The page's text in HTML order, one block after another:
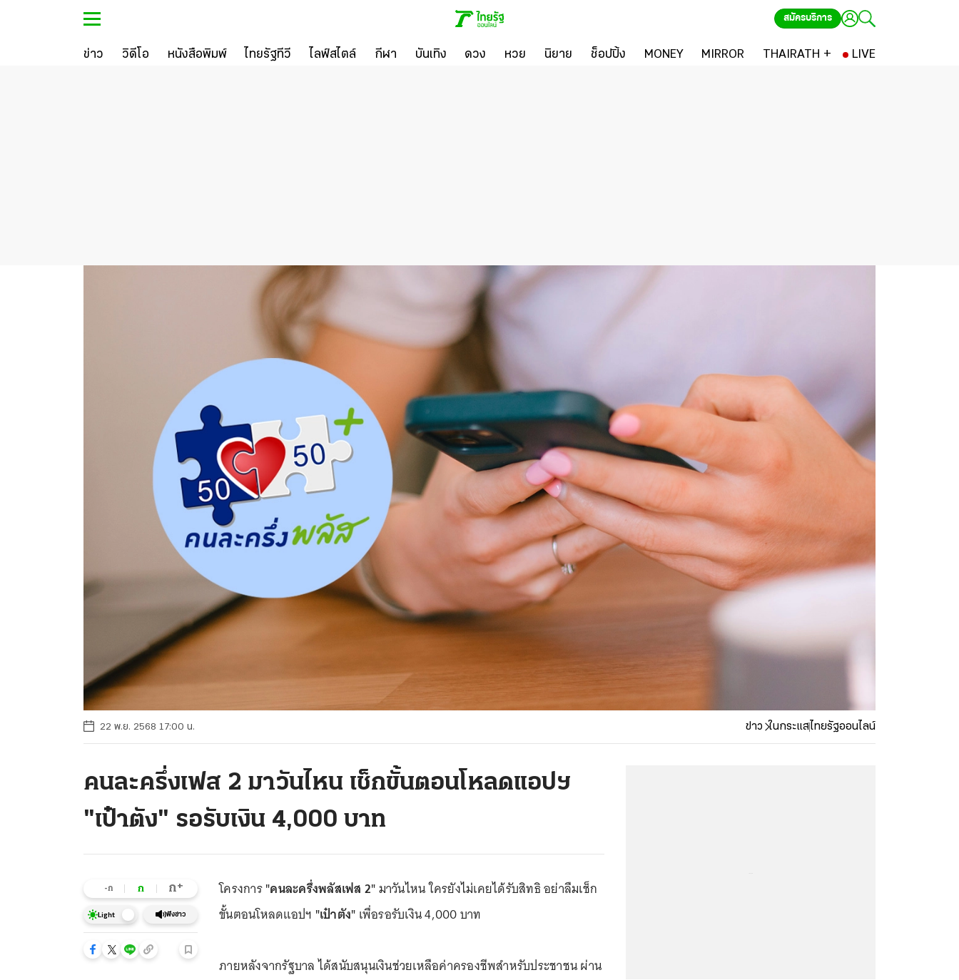
สมัครบริการ
ข่าว วิดีโอ หนังสือพิมพ์ ไทยรัฐทีวี ไลฟ์สไตล์ กีฬา บันเทิง ดวง หวย นิยาย ช็อปปิ้ง MONEY MIRROR THAIRATH + LIVE
22 พ.ย. 2568 17:00 น. ข่าว ในกระแสไทยรัฐออนไลน์
คนละครึ่งเฟส 2 มาวันไหน เช็กขั้นตอนโหลดแอปฯ
"เป๋าตัง" รอรับเงิน 4,000 บาท
-ก ก ก+
Light ฟังข่าว
โครงการ"คนละครึ่งพลัสเฟส 2"มาวันไหน ใครยังไม่เคยได้รับสิทธิ อย่าลืมเช็ก
ขั้นตอนโหลดแอปฯ "เป๋าตัง" เพื่อรอรับเงิน 4,000 บาท
ภายหลังจากรัฐบาล ได้สนับสนุนเงินช่วยเหลือค่าครองชีพสำหรับประชาชน ผ่าน